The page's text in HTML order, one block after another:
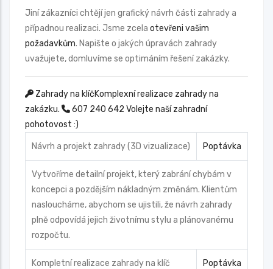
Jiní zákazníci chtějí jen grafický návrh části zahrady a
případnou realizaci. Jsme zcela otevřeni vašim
požadavkům. Napište o jakých úpravách zahrady
uvažujete, domluvíme se optimáním řešení zakázky.
Zahrady na klíčKomplexní realizace zahrady na
zakázku.
607 240 642 Volejte naší zahradní
pohotovost :)
Návrh a projekt zahrady (3D vizualizace) Poptávka
Vytvoříme detailní projekt, který zabrání chybám v
koncepci a pozdějším nákladným změnám. Klientům
nasloucháme, abychom se ujistili, že návrh zahrady
plně odpovídá jejich životnímu stylu a plánovanému
rozpočtu.
Kompletní realizace zahrady na klíč Poptávka